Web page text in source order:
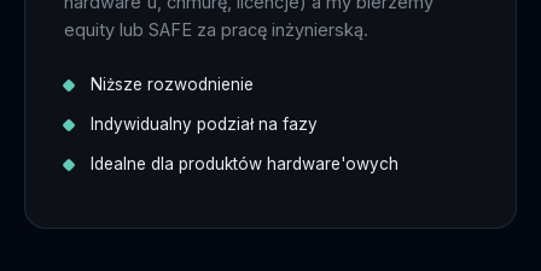
equity lub SAFE za pracę inżynierską.
Niższe rozwodnienie
Indywidualny podział na fazy
Idealne dla produktów hardware'owych